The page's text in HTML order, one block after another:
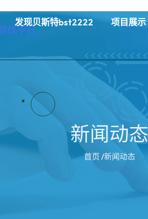
发现贝斯特bst2222 项目展示
新闻动态
首页 /新闻动态